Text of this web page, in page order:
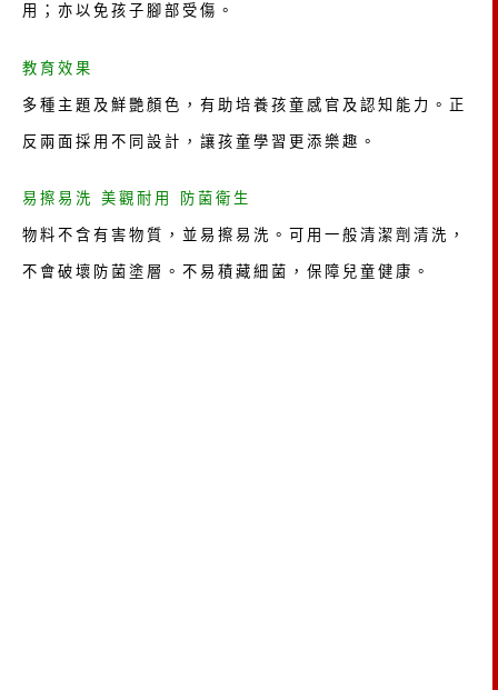
用；亦以免孩子腳部受傷。
教育效果
多種主題及鮮艷顏色，有助培養孩童感官及認知能力。正
反兩面採用不同設計，讓孩童學習更添樂趣。
易擦易洗 美觀耐用 防菌衛生
物料不含有害物質，並易擦易洗。可用一般清潔劑清洗，
不會破壞防菌塗層。不易積藏細菌，保障兒童健康。